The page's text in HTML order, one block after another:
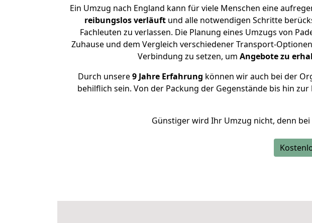
Ein Umzug nach England kann für viele Menschen eine
reibungslosverläuft und alle notwendigen Schritte
Fachleuten zu verlassen. Die Planung eines Umzugs von
Zuhause und dem Vergleich verschiedener Transport-
Verbindung zu setzen, um Angebote zu
Durch unsere9 Jahre Erfahrung können wir auch bei der
behilflich sein. Von der Packung der Gegenstände bis hin
Günstiger wird Ihr Umzug nicht, denn bei